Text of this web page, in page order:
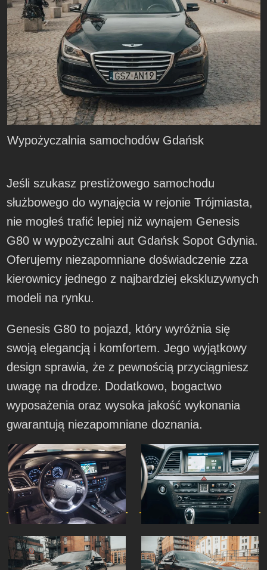
Wypożyczalnia samochodów Gdańsk
Jeśli szukasz prestiżowego samochodu
służbowego do wynajęcia w rejonie Trójmiasta,
nie mogłeś trafić lepiej niż wynajem Genesis
G80 w wypożyczalni aut Gdańsk Sopot Gdynia.
Oferujemy niezapomniane doświadczenie zza
kierownicy jednego z najbardziej ekskluzywnych
modeli na rynku.
Genesis G80 to pojazd, który wyróżnia się
swoją elegancją i komfortem. Jego wyjątkowy
design sprawia, że z pewnością przyciągniesz
uwagę na drodze. Dodatkowo, bogactwo
wyposażenia oraz wysoka jakość wykonania
gwarantują niezapomniane doznania.